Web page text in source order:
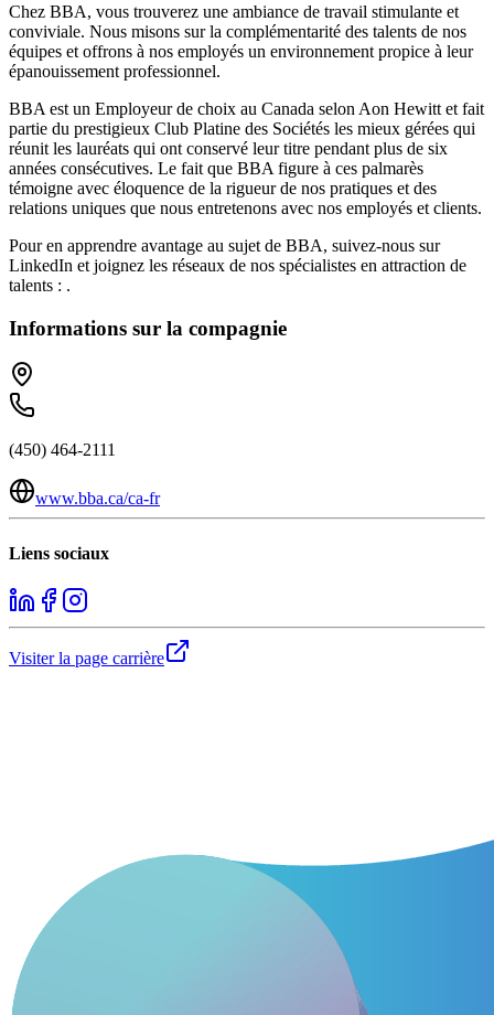
Chez BBA, vous trouverez une ambiance de travail stimulante et
conviviale. Nous misons sur la complémentarité des talents de nos
équipes et offrons à nos employés un environnement propice à leur
épanouissement professionnel.
BBA est un Employeur de choix au Canada selon Aon Hewitt et fait
partie du prestigieux Club Platine des Sociétés les mieux gérées qui
réunit les lauréats qui ont conservé leur titre pendant plus de six
années consécutives. Le fait que BBA figure à ces palmarès
témoigne avec éloquence de la rigueur de nos pratiques et des
relations uniques que nous entretenons avec nos employés et clients.
Pour en apprendre avantage au sujet de BBA, suivez-nous sur
LinkedIn et joignez les réseaux de nos spécialistes en attraction de
talents : .
Informations sur la compagnie
(450) 464-2111
www.bba.ca/ca-fr
Liens sociaux
Visiter la page carrière